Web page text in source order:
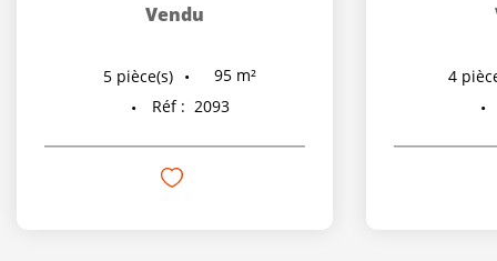
Vendu
5 pièce(s) 95 m²
Réf : 2093
4